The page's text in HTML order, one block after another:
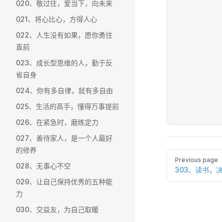
020、敬过往，爱当下，向未来
021、将心比心，方得人心
022、人生没有如果，愿你勇往
直前
023、成长型思维的人，勤于反
省自身
024、你有多自律，就有多自由
025、生活的高手，懂得万事提前
026、在紧急时，磨练定力
027、善待家人，是一个人最好
的修养
028、无事心不空
029、让自己保持优秀的五种能
力
030、交益友，为自己取暖
Pager
Previous page
303、读书，